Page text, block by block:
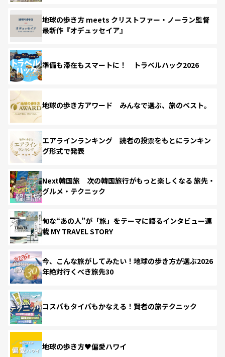
地球の歩き方 meets クリストファー・ノーラン監督
最新作『オデュッセイア』
準備も滞在もスマートに！ トラベルハック2026
地球の歩き方アワード みんなで選ぶ、旅のベスト。
エアラインランキング 読者の投票をもとにランキン
グ形式で発表
Next韓国旅 次の韓国旅行がもっと楽しくなる 旅先・
グルメ・テクニック
旬な“あの人”が「旅」をテーマに語るインタビュー連
載 MY TRAVEL STORY
今、こんな旅がしてみたい！地球の歩き方が選ぶ2026
年絶対行くべき旅先30
コスパもタイパもかなえる！賢者の旅テクニック
地球の歩き方♥偏愛ハワイ